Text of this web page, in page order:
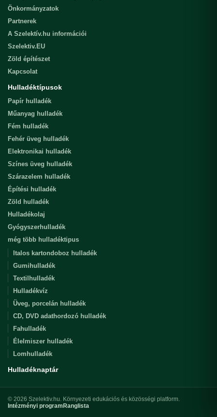
Önkormányzatok
Partnerek
A Szelektív.hu információi
Szelektiv.EU
Zöld építészet
Kapcsolat
Hulladéktípusok
Papír hulladék
Műanyag hulladék
Fém hulladék
Fehér üveg hulladék
Elektronikai hulladék
Színes üveg hulladék
Szárazelem hulladék
Építési hulladék
Zöld hulladék
Hulladékolaj
Gyógyszerhulladék
még több hulladéktipus
Italos kartondoboz hulladék
Gumihulladék
Textilhulladék
Hulladékvíz
Üveg, porcelán hulladék
CD, DVD adathordozó hulladék
Fahulladék
Élelmiszer hulladék
Lomhulladék
Hulladéknaptár
© 2026 Szelektiv.hu. Környezeti edukációs és közösségi platform.
Intézményi program Ranglista